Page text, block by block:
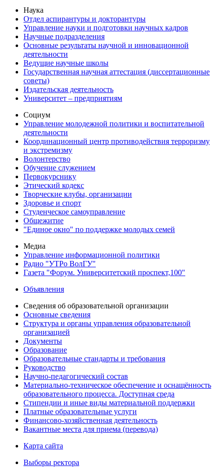
Наука
Отдел аспирантуры и докторантуры
Управление науки и подготовки научных кадров
Научные подразделения
Основные результаты научной и инновационной
деятельности
Ведущие научные школы
Государственная научная аттестация (диссертационные
советы)
Издательская деятельность
Университет – предприятиям
Социум
Управление молодежной политики и воспитательной
деятельности
Координационный центр противодействия терроризму
и экстремизму
Волонтерство
Обучение служением
Первокурснику
Этический кодекс
Творческие клубы, организации
Здоровье и спорт
Студенческое самоуправление
Общежитие
"Единое окно" по поддержке молодых семей
Медиа
Управление информационной политики
Радио "УТРо ВолГУ"
Газета "Форум. Университетский проспект,100"
Объявления
Сведения об образовательной организации
Основные сведения
Структура и органы управления образовательной
организацией
Документы
Образование
Образовательные стандарты и требования
Руководство
Научно-педагогический состав
Материально-техническое обеспечение и оснащённость
образовательного процесса. Доступная среда
Стипендии и иные виды материальной поддержки
Платные образовательные услуги
Финансово-хозяйственная деятельность
Вакантные места для приема (перевода)
Карта сайта
Выборы ректора